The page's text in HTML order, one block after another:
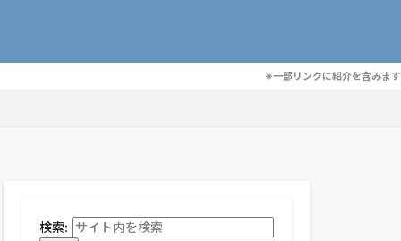
※一部リンクに紹介を含みます
検索: